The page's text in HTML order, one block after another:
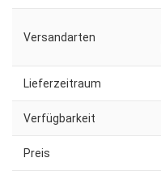
Versandarten
Lieferzeitraum
Verfügbarkeit
Preis